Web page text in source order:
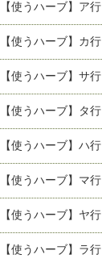
【使うハーブ】ア行
【使うハーブ】カ行
【使うハーブ】サ行
【使うハーブ】タ行
【使うハーブ】ハ行
【使うハーブ】マ行
【使うハーブ】ヤ行
【使うハーブ】ラ行